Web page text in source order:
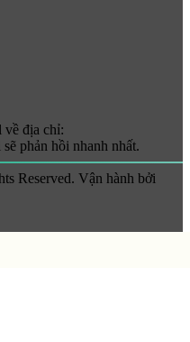
về địa chỉ:
phản hồi nhanh nhất.
Reserved. Vận hành bởi